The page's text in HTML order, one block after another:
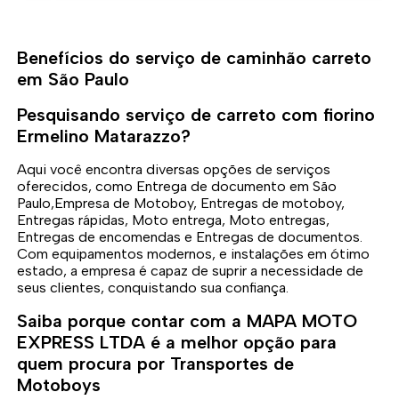
Benefícios do serviço de caminhão carreto
em São Paulo
Pesquisando serviço de carreto com fiorino
Ermelino Matarazzo?
Aqui você encontra diversas opções de serviços
oferecidos, como Entrega de documento em São
Paulo,Empresa de Motoboy, Entregas de motoboy,
Entregas rápidas, Moto entrega, Moto entregas,
Entregas de encomendas e Entregas de documentos.
Com equipamentos modernos, e instalações em ótimo
estado, a empresa é capaz de suprir a necessidade de
seus clientes, conquistando sua confiança.
Saiba porque contar com a MAPA MOTO
EXPRESS LTDA é a melhor opção para
quem procura por Transportes de
Motoboys